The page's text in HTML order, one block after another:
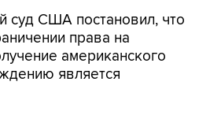
суд США постановил, что
права на
американского
является